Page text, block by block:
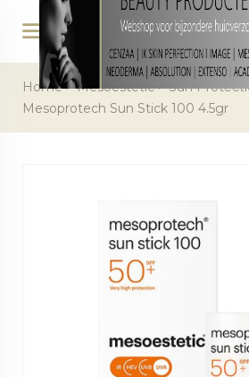
Home>Mesoestetic>Sun
Mesoprotech Sun Stick 100 4.5gr